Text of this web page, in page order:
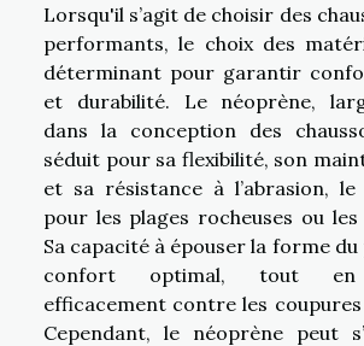
Lorsqu'il s’agit de choisir des
performants, le choix des
déterminant pour garantir
et durabilité. Le néoprène,
dans la conception des
séduit pour sa flexibilité, son
et sa résistance à l’abrasion,
pour les plages rocheuses ou les
Sa capacité à épouser la forme du
confort optimal, tout en
efficacement contre les
Cependant, le néoprène peut